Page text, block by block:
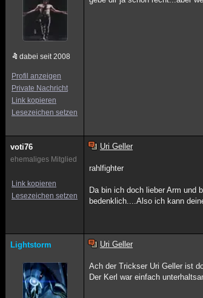
dabei seit 2008
Profil anzeigen
Private Nachricht
Link kopieren
Lesezeichen setzen
voti76
ehemaliges Mitglied
Link kopieren
Lesezeichen setzen
Uri Geller
rahlfighter
Da bin ich doch lieber Arm und
bedenklich....Also ich kann
Lightstorm Uri Geller
Ach der Trickser Uri Geller ist
Der Kerl war einfach